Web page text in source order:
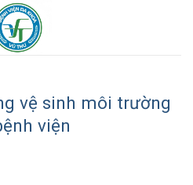
vệ sinh môi trường
viện